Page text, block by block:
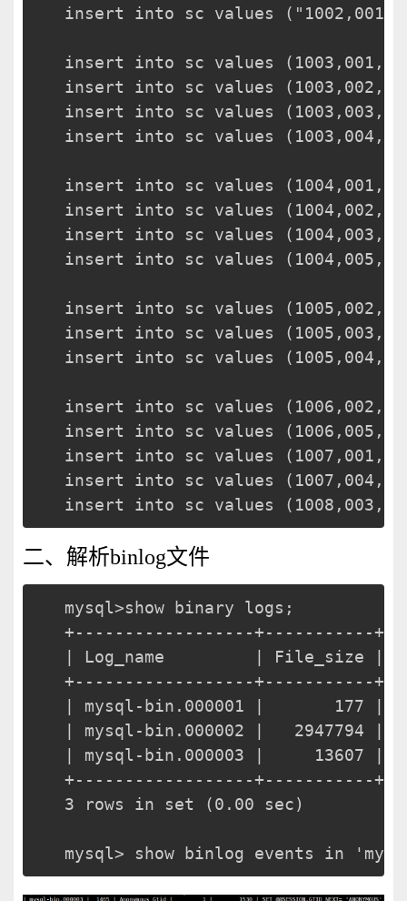
insert into sc values
insert into sc values
insert into sc values
insert into sc values
insert into sc values
insert into sc values
insert into sc values
insert into sc values
insert into sc values
insert into sc values
insert into sc values
insert into sc values
insert into sc values
insert into sc values
insert into sc values
insert into sc values
insert into sc values
二、解析binlog文件
mysql>show binary logs;
+------------------+-----------+
| Log_name         | File_size |
+------------------+-----------+
| mysql-bin.000001 |       177 |
| mysql-bin.000002 |   2947794 |
| mysql-bin.000003 |     13607 |
+------------------+-----------+
3 rows in set (0.00 sec)
mysql> show binlog events in